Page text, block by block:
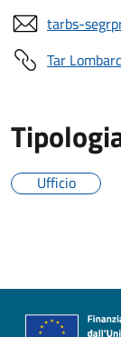
tarbs-
Tar
Ufficio